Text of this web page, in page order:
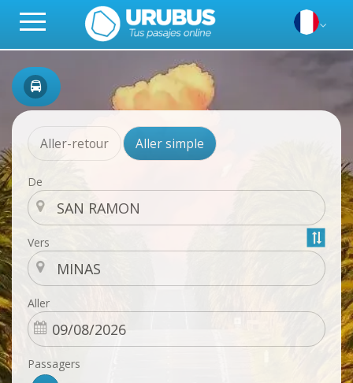
Aller-retour Aller simple
De
Vers
Aller
Passagers